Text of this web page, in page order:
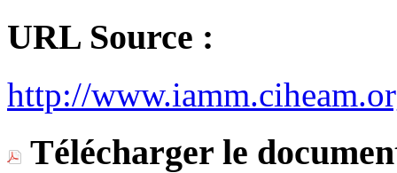
URL Source :
http://
Télécharger le